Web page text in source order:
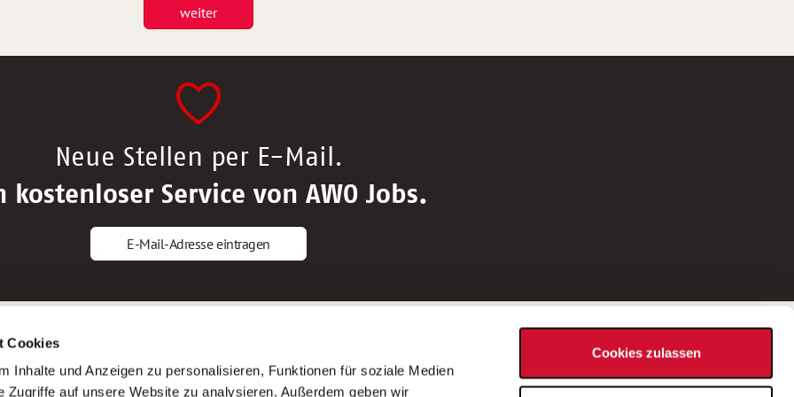
Cookies
Inhalte und Anzeigen zu personalisieren, Funktionen für soziale Medien
Zugriffe auf unsere Website zu analysieren. Außerdem geben wir
Cookies zulassen
weiter
Neue Stellen per E-Mail.
kostenloser Service von AWO Jobs.
E-Mail-Adresse eintragen
Altenpfleger*in
Krankenpfleger*in
AWO Gliederungen nach Bundesland
Stellenangebote nach Bundesländern